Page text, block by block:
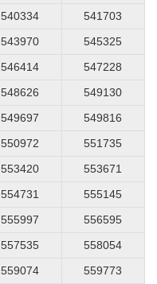
540334
541703
543970
545325
546414
547228
548626
549130
549697
549816
550972
551735
553420
553671
554731
555145
555997
556595
557535
558054
559074
559773